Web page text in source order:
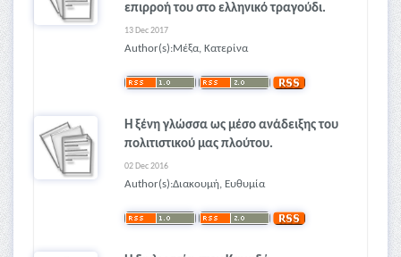
επιρροή του στο ελληνικό τραγούδι.
13 Dec 2017
Author(s):Μέξα, Κατερίνα
Η ξένη γλώσσα ως μέσο ανάδειξης του
πολιτιστικού μας πλούτου.
02 Dec 2016
Author(s):Διακουμή, Ευθυμία